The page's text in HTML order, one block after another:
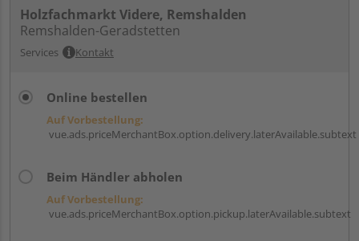
Holzfachmarkt Videre, Remshalden
Remshalden-Geradstetten
Services Kontakt
Online bestellen
Auf Vorbestellung:
vue.ads.priceMerchantBox.option.delivery.laterAvailable.subtext
Beim Händler abholen
Auf Vorbestellung:
vue.ads.priceMerchantBox.option.pickup.laterAvailable.subtext